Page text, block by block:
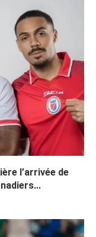
l’arrivée de